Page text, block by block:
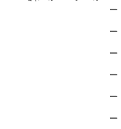
-
-
-
-
-
-